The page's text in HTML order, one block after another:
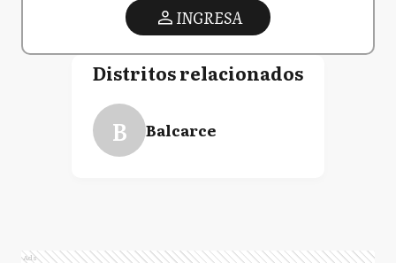
INGRESA
Distritos relacionados
B Balcarce
Ads